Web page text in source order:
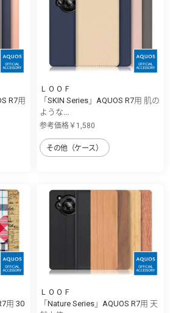
R7用
ＬＯＯＦ
「SKIN Series」AQUOS R7用 肌の
ような...
参考価格￥1,580
その他（ケース）
用 30
ＬＯＯＦ
「Nature Series」AQUOS R7用 天